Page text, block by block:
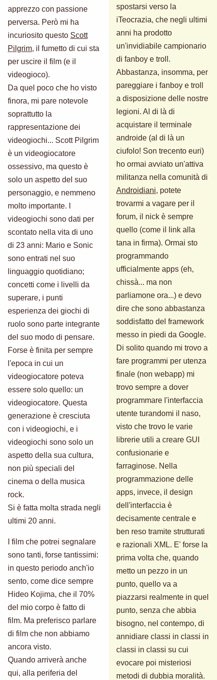
apprezzo con passione
perversa. Però mi ha
incuriosito questo Scott
Pilgrim, il fumetto di cui sta
per uscire il film (e il
videogioco).
Da quel poco che ho visto
finora, mi pare notevole
soprattutto la
rappresentazione dei
videogiochi... Scott Pilgrim
è un videogiocatore
ossessivo, ma questo è
solo un aspetto del suo
personaggio, e nemmeno
molto importante. I
videogiochi sono dati per
scontato nella vita di uno
di 23 anni: Mario e Sonic
sono entrati nel suo
linguaggio quotidiano;
concetti come i livelli da
superare, i punti
esperienza dei giochi di
ruolo sono parte integrante
del suo modo di pensare.
Forse è finita per sempre
l'epoca in cui un
videogiocatore poteva
essere solo quello: un
videogiocatore. Questa
generazione è cresciuta
con i videogiochi, e i
videogiochi sono solo un
aspetto della sua cultura,
non più speciali del
cinema o della musica
rock.
Si è fatta molta strada negli
ultimi 20 anni.
I film che potrei segnalare
sono tanti, forse tantissimi:
in questo periodo anch'io
sento, come dice sempre
Hideo Kojima, che il 70%
del mio corpo è fatto di
film. Ma preferisco parlare
di film che non abbiamo
ancora visto.
Quando arriverà anche
qui, alla periferia del
spostarsi verso la
iTeocrazia, che negli ultimi
anni ha prodotto
un'invidiabile campionario
di fanboy e troll.
Abbastanza, insomma, per
pareggiare i fanboy e troll
a disposizione delle nostre
legioni. Al di là di
acquistare il terminale
androide (al di là un
ciufolo! Son trecento euri)
ho ormai avviato un'attiva
militanza nella comunità di
Androidiani, potete
trovarmi a vagare per il
forum, il nick è sempre
quello (come il link alla
tana in firma). Ormai sto
programmando
ufficialmente apps (eh,
chissà... ma non
parliamone ora...) e devo
dire che sono abbastanza
soddisfatto del framework
messo in piedi da Google.
Di solito quando mi trovo a
fare programmi per utenza
finale (non webapp) mi
trovo sempre a dover
programmare l'interfaccia
utente turandomi il naso,
visto che trovo le varie
librerie utili a creare GUI
confusionarie e
farraginose. Nella
programmazione delle
apps, invece, il design
dell'interfaccia è
decisamente centrale e
ben reso tramite strutturati
e razionali XML. E' forse la
prima volta che, quando
metto un pezzo in un
punto, quello va a
piazzarsi realmente in quel
punto, senza che abbia
bisogno, nel contempo, di
annidiare classi in classi in
classi in classi su cui
evocare poi misteriosi
metodi di dubbia moralità.